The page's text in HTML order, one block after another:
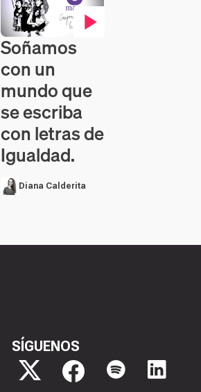
Contenido en vídeo
Soñamos
con un
mundo que
se escriba
con letras de
Igualdad.
Diana Calderita
SÍGUENOS